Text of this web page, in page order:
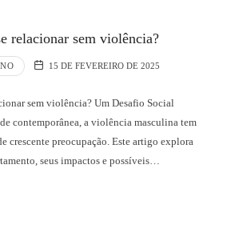
relacionar sem violência?
15 DE FEVEREIRO DE 2025
sem violência? Um Desafio Social
contemporânea, a violência masculina tem
crescente preocupação. Este artigo explora
seus impactos e possíveis…